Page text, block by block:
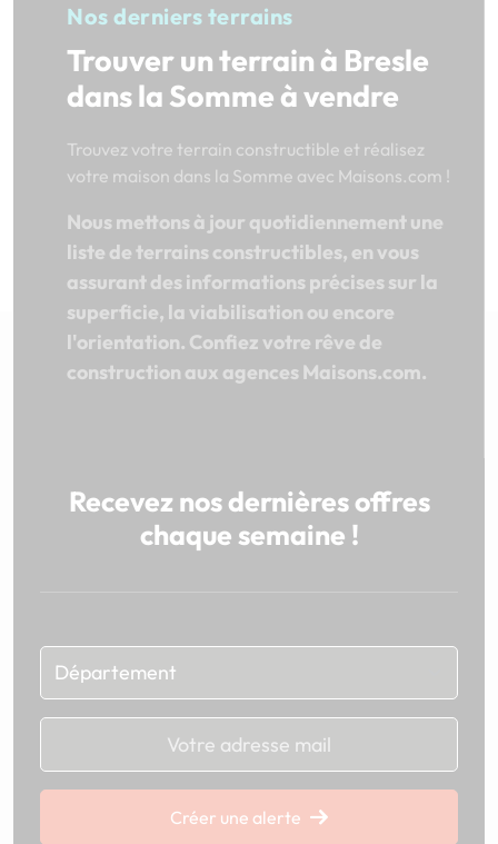
Nos derniers terrains
Trouver un terrain à Bresle
dans la Somme à vendre
Trouvez votre terrain constructible et réalisez
votre maison dans la Somme avec Maisons.com !
Nous mettons à jour quotidiennement une
liste de terrains constructibles, en vous
assurant des informations précises sur la
superficie, la viabilisation ou encore
l'orientation. Confiez votre rêve de
construction aux agences Maisons.com.
Recevez nos dernières offres
chaque semaine !
Chargement...
Créer une alerte